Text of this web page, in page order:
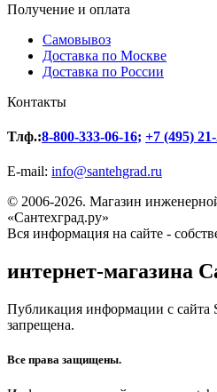
Получение и оплата
Самовывоз
Доставка по Москве
Доставка по России
Контакты
Тлф.:8-800-333-06-16; +7 (495)
E-mail: info@santehgrad.ru
© 2006-2026. Магазин
«Сантехград.ру»
Вся информация на сайте -
интернет-магазина
Публикация информации с сайта
запрещена.
Все права защищены.